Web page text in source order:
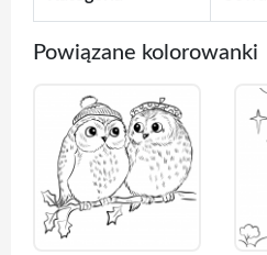
Powiązane kolorowanki